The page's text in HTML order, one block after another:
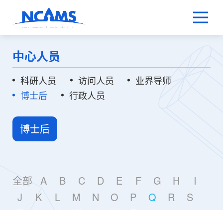
中心人员
科研人员 访问人员
业界导师
博士后
行政人员
博士后
全部 A B C D E F G H
I
J
K L M N O P Q R
S